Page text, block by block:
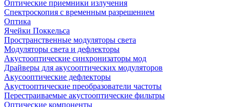
Оптические приемники излучения
Спектроскопия с временным разрешением
Оптика
Ячейки Поккельса
Пространственные модуляторы света
Модуляторы света и дефлекторы
Акустооптические синхронизаторы мод
Драйверы для акусооптических модуляторов
Акусооптические дефлекторы
Акустооптические преобразователи частоты
Перестраиваемые акустооптические фильтры
Оптические компоненты